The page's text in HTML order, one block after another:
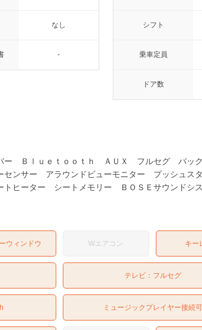
なし
-
シフト
乗車定員
ドア数
ー Ｂｌｕｅｔｏｏｔｈ ＡＵＸ フルセグ バッ
ンサー アラウンドビューモニター プッシュス
ヒーター シートメモリー ＢＯＳＥサウンドシ
ウィンドウ Wエアコン キー
テレビ： フルセグ
ミュージックプレイヤー接続可